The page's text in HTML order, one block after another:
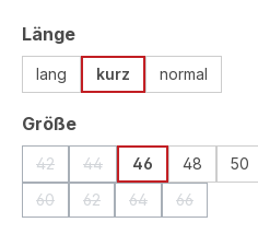
Längeauswählen
lang kurz normal
Größeauswählen
42 44 46 48 50
60
62 64 66